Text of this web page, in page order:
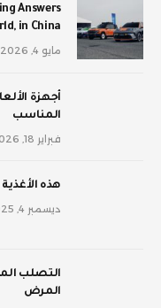
Answers
in China
مايو 4, 2026
أجهزة
المناسب
فبراير 18, 2026
‫هذه
ديسمبر 4, 2025
‫التصلب
المرض